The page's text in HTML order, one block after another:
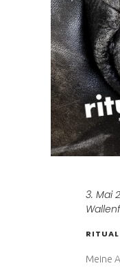
3. Mai
RITUAL
Meine